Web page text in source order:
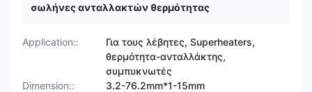
σωλήνες ανταλλακτών θερμότητας
Application::
Για τους λέβητες, Superheaters,
θερμότητα-ανταλλάκτης,
συμπυκνωτές
Dimension::
3.2-76.2mm*1-15mm